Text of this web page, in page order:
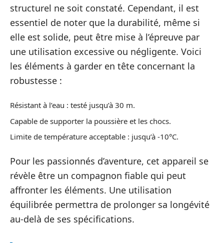
structurel ne soit constaté. Cependant, il est
essentiel de noter que la durabilité, même si
elle est solide, peut être mise à l’épreuve par
une utilisation excessive ou négligente. Voici
les éléments à garder en tête concernant la
robustesse :
Résistant à l’eau : testé jusqu’à 30 m.
Capable de supporter la poussière et les chocs.
Limite de température acceptable : jusqu’à -10°C.
Pour les passionnés d’aventure, cet appareil se
révèle être un compagnon fiable qui peut
affronter les éléments. Une utilisation
équilibrée permettra de prolonger sa longévité
au-delà de ses spécifications.